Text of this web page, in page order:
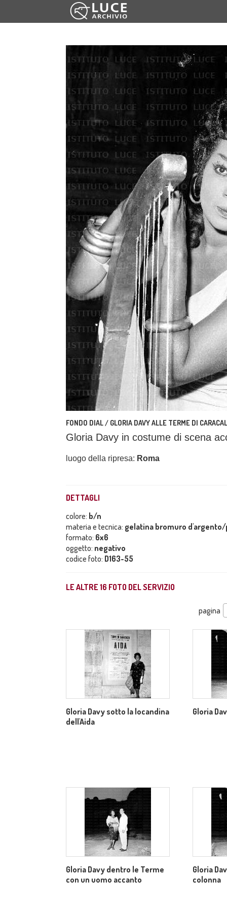
FONDO DIAL / GLORIA DAVY ALLE TERME DI
Gloria Davy in costume di scena
luogo della ripresa: Roma
DETTAGLI
colore: b/n
materia e tecnica: gelatina bromuro
formato: 6x6
oggetto: negativo
codice foto: D163-55
LE ALTRE16 FOTO DEL SERVIZIO
pagina
Gloria Davy sotto la locandina
dell'Aida
Gloria
Gloria Davy dentro le Terme
con un uomo accanto
Gloria
colonna